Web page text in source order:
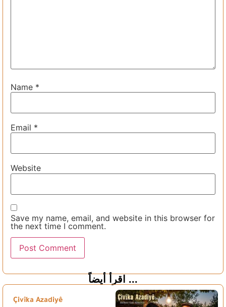
Name *
Email *
Website
Save my name, email, and website in this browser for
the next time I comment.
اقرأ أيضاً ...
Çivîka Azadiyê